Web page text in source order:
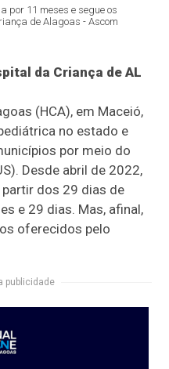
por 11 meses e segue os
de Alagoas - Ascom
da Criança de AL
(HCA), em Maceió,
no estado e
por meio do
Desde abril de 2022,
dos 29 dias de
e 29 dias. Mas, afinal,
oferecidos pelo
publicidade